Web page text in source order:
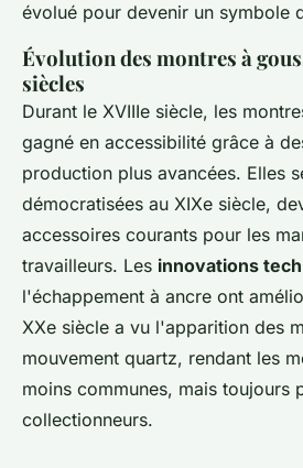
évolué pour devenir un symbole
Évolution des montres à
siècles
Durant le XVIIIe siècle, les
gagné en accessibilité grâce à
production plus avancées. Elles
démocratisées au XIXe siècle,
accessoires courants pour les
travailleurs. Les innovations
l'échappement à ancre ont
XXe siècle a vu l'apparition des
mouvement quartz, rendant les
moins communes, mais toujours
collectionneurs.